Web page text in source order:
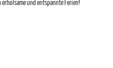
und entspannte Ferien!